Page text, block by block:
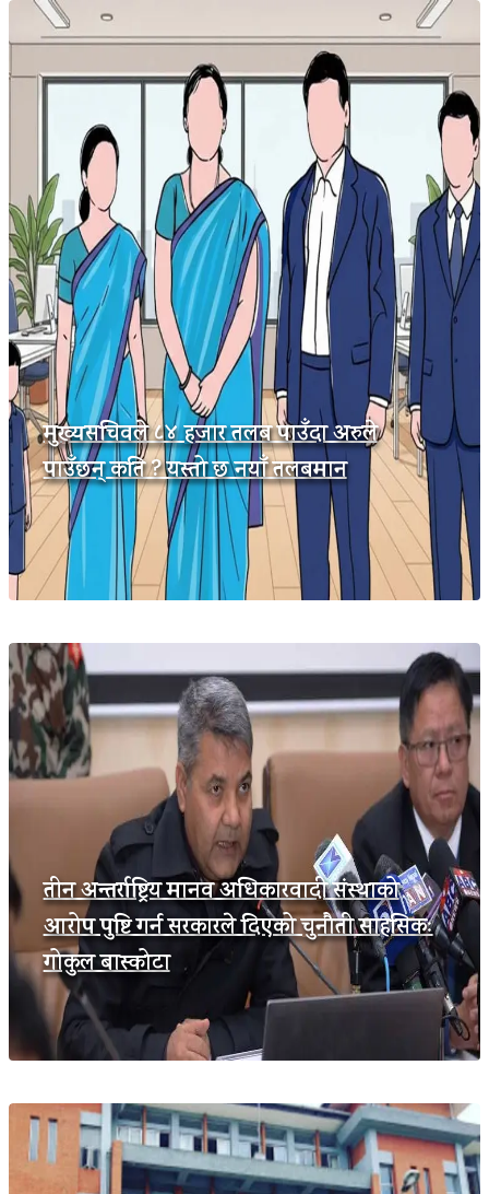
मुख्यसचिवले ८४ हजार तलब पाउँदा अरुले
पाउँछन् कति ? यस्तो छ नयाँ तलबमान
तीन अन्तर्राष्ट्रिय मानव अधिकारवादी संस्थाको
आरोप पुष्टि गर्न सरकारले दिएको चुनौती साहसिकः
गोकुल बास्कोटा